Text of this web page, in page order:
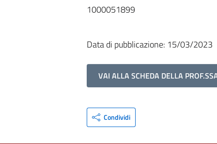
1000051899
Data di pubblicazione: 15/03/2023
VAI ALLA SCHEDA DELLA
Condividi